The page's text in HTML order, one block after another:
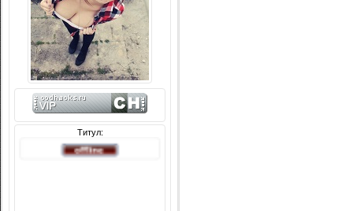
Титул: